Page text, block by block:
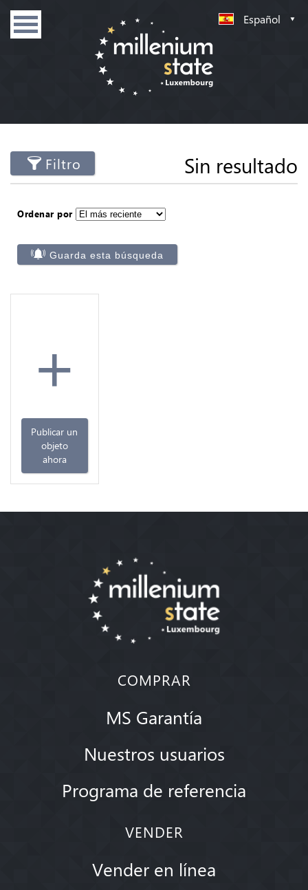
Español
Filtro Sin resultado
Ordenar por
Guarda esta búsqueda
+
Publicar un
objeto
ahora
COMPRAR
MS Garantía
Nuestros usuarios
Programa de referencia
VENDER
Vender en línea